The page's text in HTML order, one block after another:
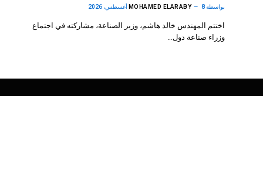
بواسطة MOHAMED ELARABY 8 أغسطس، 2026
اختتم المهندس خالد هاشم، وزير الصناعة، مشاركته في اجتماع
وزراء صناعة دول…